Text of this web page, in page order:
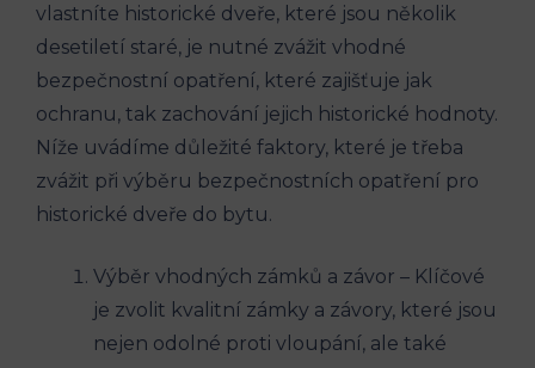
vlastníte historické dveře, které jsou několik
desetiletí staré, je nutné zvážit vhodné
bezpečnostní opatření, které zajišťuje jak
ochranu, tak zachování jejich historické hodnoty.
Níže uvádíme důležité faktory, které je třeba
zvážit při výběru bezpečnostních opatření pro
historické dveře do bytu.
Výběr vhodných zámků a závor – Klíčové
je zvolit kvalitní zámky a závory, které jsou
nejen odolné proti vloupání, ale také